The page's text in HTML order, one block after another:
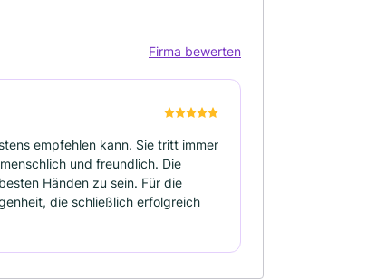
Firma bewerten
empfehlen kann. Sie tritt immer
und freundlich. Die
Händen zu sein. Für die
die schließlich erfolgreich